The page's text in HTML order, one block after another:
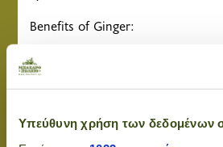
Υπεύθυνη χρήση των δεδομένων
Benefits of Ginger:
It has been used in Chinese
of years and is said to help: